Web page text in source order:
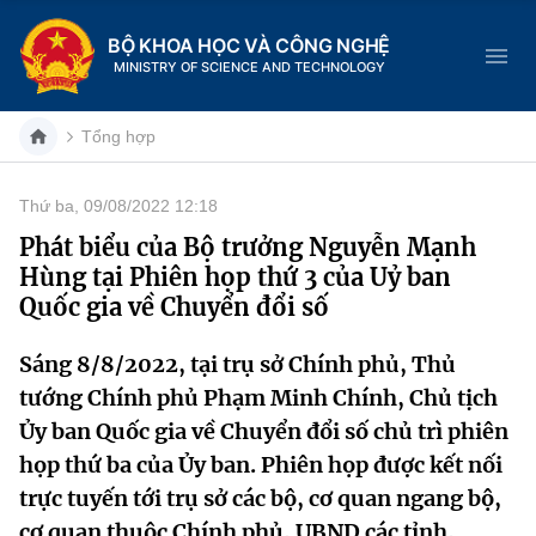
BỘ KHOA HỌC VÀ CÔNG NGHỆ
MINISTRY OF SCIENCE AND TECHNOLOGY
Danh mục
Trang chủ
Chức năng nhiệm vụ
Cơ cấu tổ chức
Lịch sử phát triển
Tin tức sự kiện
Khoa học và Công nghệ
Đổi mới sáng tạo
Dịch vụ công
Hệ thống văn bản
Tổng hợp
Thứ ba, 09/08/2022 12:18
Phát biểu của Bộ trưởng Nguyễn Mạnh
Hùng tại Phiên họp thứ 3 của Uỷ ban
Quốc gia về Chuyển đổi số
Sáng 8/8/2022, tại trụ sở Chính phủ, Thủ
tướng Chính phủ Phạm Minh Chính, Chủ tịch
Ủy ban Quốc gia về Chuyển đổi số chủ trì phiên
họp thứ ba của Ủy ban. Phiên họp được kết nối
trực tuyến tới trụ sở các bộ, cơ quan ngang bộ,